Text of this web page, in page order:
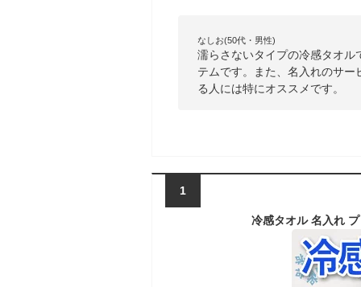
なしお(50代・男性)
濡らさないタイプの冷感タオ
テムです。また、名入れのサ
る人には特にオススメです。
1